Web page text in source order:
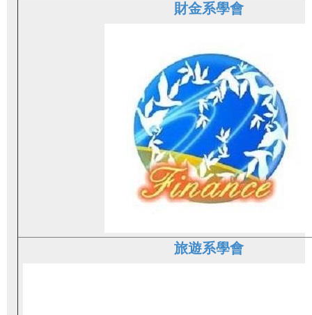
財金系學會
旅遊系學會